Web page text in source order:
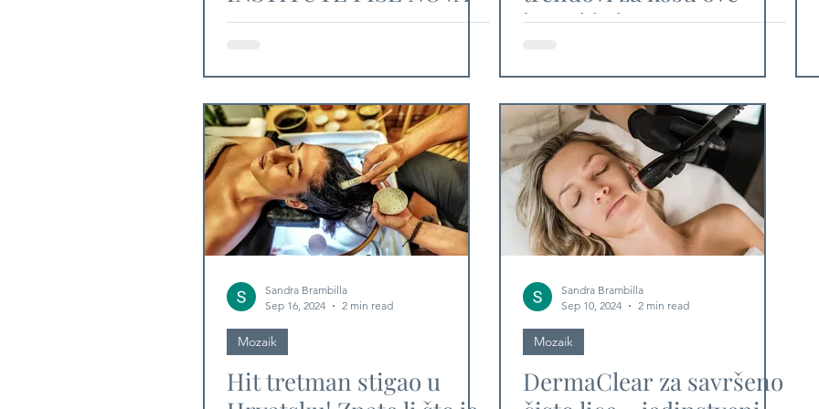
PRAVILA LJEPOTE
jeseni i zime
Sandra Brambilla
Sep 16, 2024
2 min read
Mozaik
Hit tretman stigao u
Sandra Brambilla
Sep 10, 2024
2 min read
Mozaik
DermaClear za savršeno